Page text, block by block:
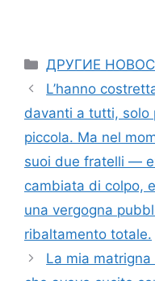
Categories
ДРУГИЕ
L’hanno
davanti a tutti, solo
piccola. Ma nel
suoi due fratelli —
cambiata di colpo,
una vergogna
ribaltamento totale.
La mia